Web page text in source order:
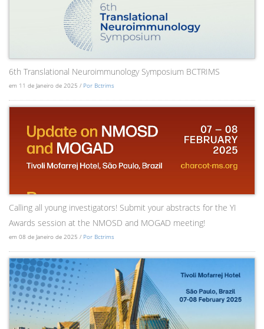
6th Translational Neuroimmunology Symposium BCTRIMS
em 11 de Janeiro de 2025 / Por Bctrims
Calling all young investigators! Submit your abstracts for the YI
Awards session at the NMOSD and MOGAD meeting!
em 08 de Janeiro de 2025 / Por Bctrims